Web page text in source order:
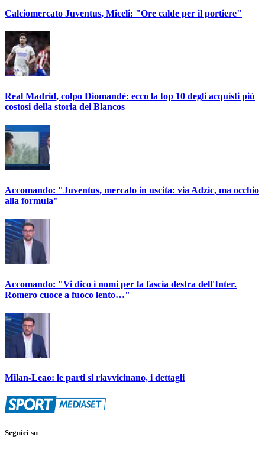
Calciomercato Juventus, Miceli: "Ore calde per il portiere"
Real Madrid, colpo Diomandé: ecco la top 10 degli acquisti più
costosi della storia dei Blancos
Accomando: "Juventus, mercato in uscita: via Adzic, ma occhio
alla formula"
Accomando: "Vi dico i nomi per la fascia destra dell'Inter.
Romero cuoce a fuoco lento…"
Milan-Leao: le parti si riavvicinano, i dettagli
Seguici su